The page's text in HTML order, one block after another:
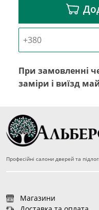
При замовленні
заміри і виїзд
Професійні салони дверей та
Магазини